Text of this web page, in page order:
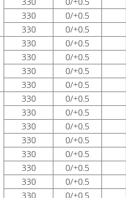
330 0/+0.5
330 0/+0.5
330 0/+0.5
330 0/+0.5
330 0/+0.5
330 0/+0.5
330 0/+0.5
330
0/+0.5
330
0/+0.5
330
0/+0.5
330
0/+0.5
330
0/+0.5
330
0/+0.5
330
0/+0.5